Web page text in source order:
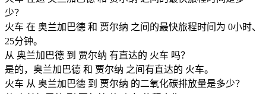
少？
火车 在 奥兰加巴德 和 贾尔纳 之间的最快旅程时间为 0小时、
25分钟。
从 奥兰加巴德 到 贾尔纳 有直达的 火车 吗？
是的，奥兰加巴德 和 贾尔纳 之间有直达的 火车。
火车 从 奥兰加巴德 到 贾尔纳 的二氧化碳排放量是多少？